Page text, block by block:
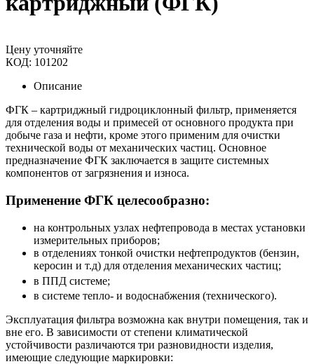
Цену уточняйте
КОД: 101202
Описание
ФГК – картриджный гидроциклонный фильтр, применяется
для отделения воды и примесей от основного продукта при
добыче газа и нефти, кроме этого применим для очистки
технической воды от механических частиц. Основное
предназначение ФГК заключается в защите системных
компонентов от загрязнения и износа.
Применение ФГК целесообразно:
на контрольных узлах нефтепровода в местах установки
измерительных приборов;
в отделениях тонкой очистки нефтепродуктов (бензин,
керосин и т.д) для отделения механических частиц;
в ППД системе;
в системе тепло- и водоснабжения (технического).
Эксплуатация фильтра возможна как внутри помещения, так и
вне его. В зависимости от степени климатической
устойчивости различаются три разновидности изделия,
имеющие следующие маркировки: